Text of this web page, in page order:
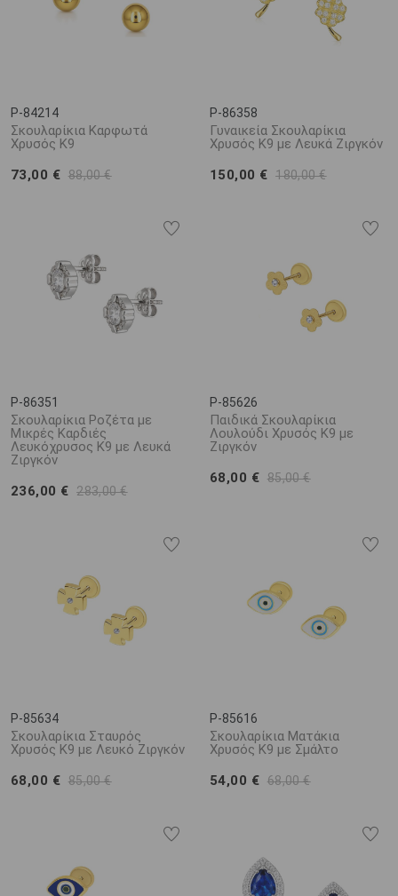
P-84214
Σκουλαρίκια Καρφωτά
Χρυσός K9
73,00 € 88,00 €
P-86358
Γυναικεία Σκουλαρίκια
Χρυσός Κ9 με Λευκά Ζιργκόν
150,00 € 180,00 €
P-86351
Σκουλαρίκια Ροζέτα με
Μικρές Καρδιές
Λευκόχρυσος Κ9 με Λευκά
Ζιργκόν
236,00 € 283,00 €
P-85626
Παιδικά Σκουλαρίκια
Λουλούδι Χρυσός Κ9 με
Ζιργκόν
68,00 € 85,00 €
P-85634
Σκουλαρίκια Σταυρός
Χρυσός K9 με Λευκό Ζιργκόν
68,00 € 85,00 €
P-85616
Σκουλαρίκια Ματάκια
Χρυσός K9 με Σμάλτο
54,00 € 68,00 €